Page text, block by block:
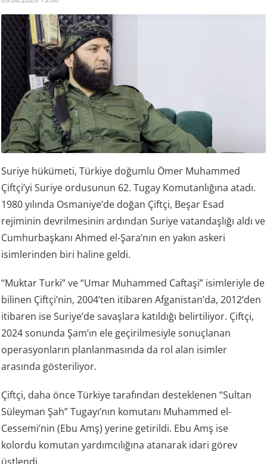
Suriye hükümeti, Türkiye doğumlu Ömer Muhammed
Çiftçi’yi Suriye ordusunun 62. Tugay Komutanlığına atadı.
1980 yılında Osmaniye’de doğan Çiftçi, Beşar Esad
rejiminin devrilmesinin ardından Suriye vatandaşlığı aldı ve
Cumhurbaşkanı Ahmed el-Şara’nın en yakın askeri
isimlerinden biri haline geldi.
“Muktar Turki” ve “Umar Muhammed Caftaşi” isimleriyle de
bilinen Çiftçi’nin, 2004’ten itibaren Afganistan’da, 2012’den
itibaren ise Suriye’de savaşlara katıldığı belirtiliyor. Çiftçi,
2024 sonunda Şam’ın ele geçirilmesiyle sonuçlanan
operasyonların planlanmasında da rol alan isimler
arasında gösteriliyor.
Çiftçi, daha önce Türkiye tarafından desteklenen “Sultan
Süleyman Şah” Tugayı’nın komutanı Muhammed el-
Cessemi’nin (Ebu Amş) yerine getirildi. Ebu Amş ise
kolordu komutan yardımcılığına atanarak idari görev
üstlendi.